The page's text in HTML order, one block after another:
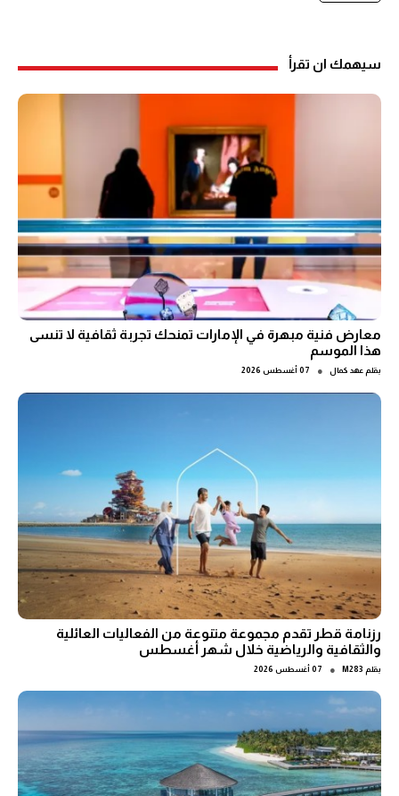
سيهمك ان تقرأ
معارض فنية مبهرة في الإمارات تمنحك تجربة ثقافية لا تنسى
هذا الموسم
بقلم عهد كمال ● 07 أغسطس 2026
رزنامة قطر تقدم مجموعة متنوعة من الفعاليات العائلية
والثقافية والرياضية خلال شهر أغسطس
بقلم M283
● 07 أغسطس 2026